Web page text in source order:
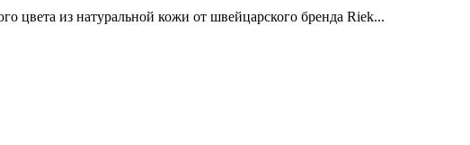
цвета из натуральной кожи от швейцарского бренда Riek...